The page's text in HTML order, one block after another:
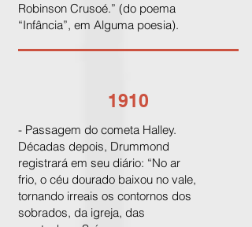
Robinson Crusoé.” (do poema
“Infância”, em Alguma poesia).
1910
- Passagem do cometa Halley.
Décadas depois, Drummond
registrará em seu diário: “No ar
frio, o céu dourado baixou no vale,
tornando irreais os contornos dos
sobrados, da igreja, das